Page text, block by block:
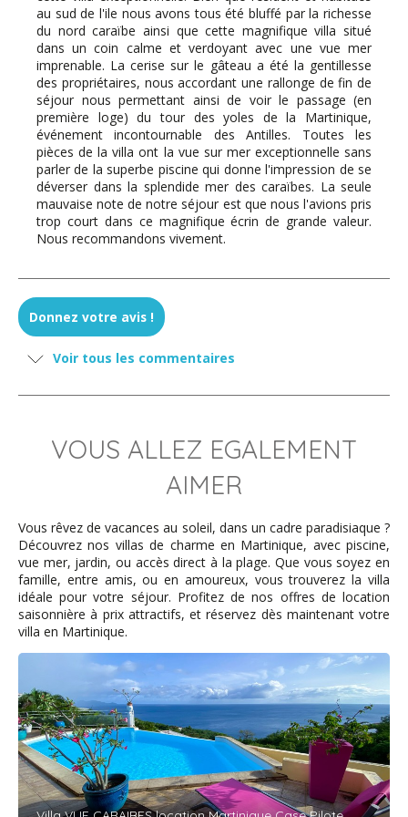
au sud de l'ile nous avons tous été bluffé par la richesse
du nord caraïbe ainsi que cette magnifique villa situé
dans un coin calme et verdoyant avec une vue mer
imprenable. La cerise sur le gâteau a été la gentillesse
des propriétaires, nous accordant une rallonge de fin de
séjour nous permettant ainsi de voir le passage (en
première loge) du tour des yoles de la Martinique,
événement incontournable des Antilles. Toutes les
pièces de la villa ont la vue sur mer exceptionnelle sans
parler de la superbe piscine qui donne l'impression de se
déverser dans la splendide mer des caraïbes. La seule
mauvaise note de notre séjour est que nous l'avions pris
trop court dans ce magnifique écrin de grande valeur.
Nous recommandons vivement.
Villa magnifique, vue sublime sur la mer. Bien équipée,
Julie .T - mars 2025
Nous avons séjourné dans cette belle villa en famille (5
Situé sur les hauteurs de Case Pilote, sans vis à vis, sa
vue, sur la mer est époustouflante et mérite ++++.
Nous passions notre temps à contempler cet
environnement depuis la terrasse pu à profiter de la
piscine à débordement.
En ce qui concerne l'intérieur de la maison il n'y a rien à
redire : tout y est très bien pensé dans les moindres
détails et est d'un grand confort.
Quand aux propriétaires, ils sont très aimables et
bienveillants, répondent aussitôt à toutes nos
demandes.
Grâce à eux et bien qu'ils ont mis à notre disposition
nous avons passé un inoubliable séjour en Martinique!!!!
Éric - décembre 2024
Donnez votre avis !
Voir tous les commentaires
VOUS ALLEZ EGALEMENT
AIMER
Vous rêvez de vacances au soleil, dans un cadre paradisiaque ?
Découvrez nos villas de charme en Martinique, avec piscine,
vue mer, jardin, ou accès direct à la plage. Que vous soyez en
famille, entre amis, ou en amoureux, vous trouverez la villa
idéale pour votre séjour. Profitez de nos offres de location
saisonnière à prix attractifs, et réservez dès maintenant votre
villa en Martinique.